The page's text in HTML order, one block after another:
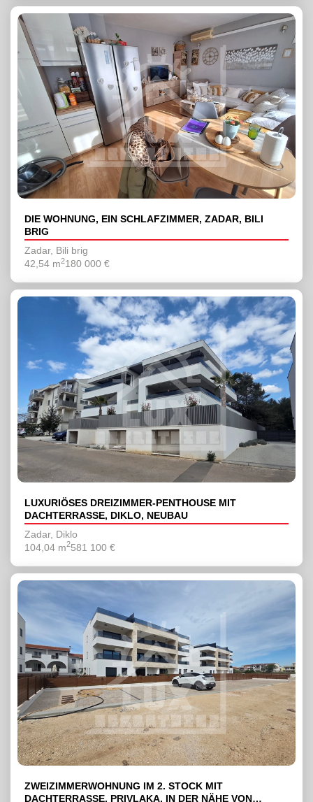
DIE WOHNUNG, EIN SCHLAFZIMMER, ZADAR, BILI
BRIG
Zadar, Bili brig
42,54 m2180 000 €
LUXURIÖSES DREIZIMMER-PENTHOUSE MIT
DACHTERRASSE, DIKLO, NEUBAU
Zadar, Diklo
104,04 m2581 100 €
ZWEIZIMMERWOHNUNG IM 2. STOCK MIT
DACHTERRASSE, PRIVLAKA, IN DER NÄHE VON